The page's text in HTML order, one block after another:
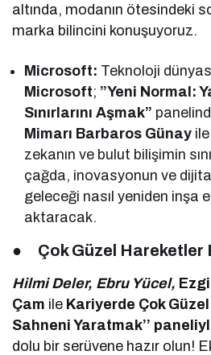
altında, modanın ötesindeki
marka bilincini konuşuyoruz.
Microsoft: Teknoloji
Microsoft; ”Yeni Normal:
Sınırlarını Aşmak”
Mimarı Barbaros Günay
zekanın ve bulut bilişimin
çağda, inovasyonun ve
geleceği nasıl yeniden inşa
aktaracak.
● Çok Güzel Hareketler
Hilmi Deler, Ebru Yücel,
Çam ile Kariyerde Çok
Sahneni Yaratmak’’
dolu bir serüvene hazır olun!